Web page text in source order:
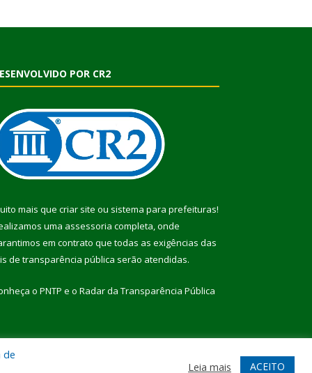
POR CR2
mais que criar site ou sistema para prefeituras!
uma assessoria completa, onde
em contrato que todas as exigências das
de transparência pública serão atendidas.
o PNTP e o Radar da Transparência Pública
Acessar Webmail
de
Leia mais ACEITO